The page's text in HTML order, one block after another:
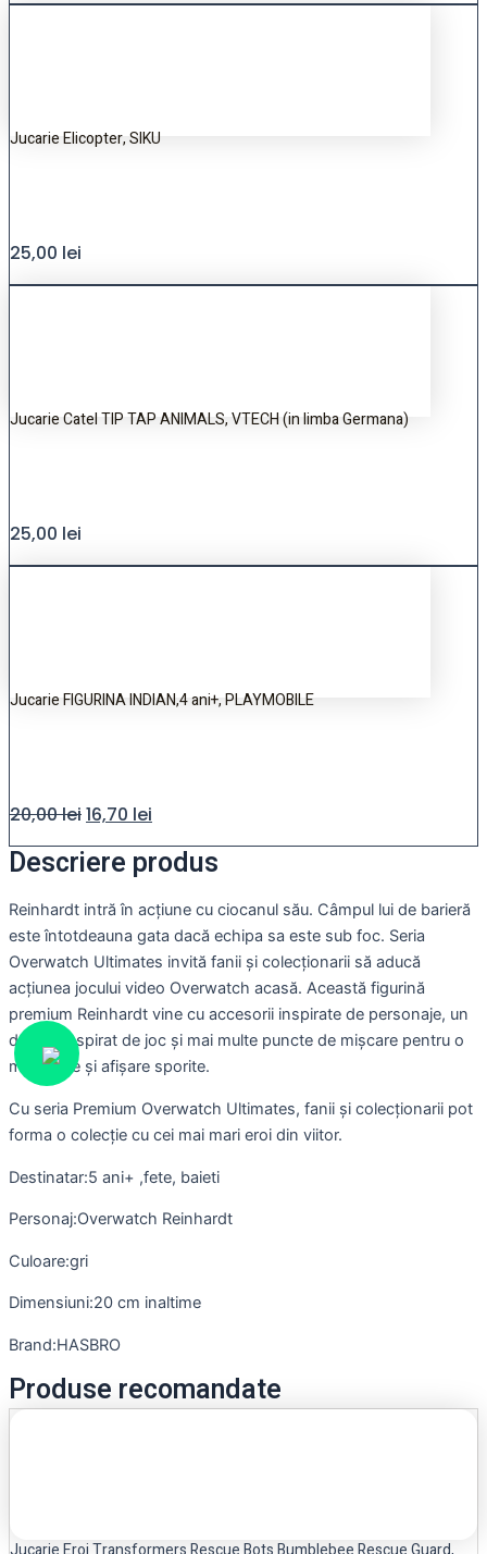
Jucarie Elicopter, SIKU
25,00 lei
Jucarie Catel TIP TAP ANIMALS, VTECH (in limba Germana)
25,00 lei
Jucarie FIGURINA INDIAN,4 ani+, PLAYMOBILE
20,00lei16,70 lei
Descriere produs
Reinhardt intră în acțiune cu ciocanul său. Câmpul lui de barieră
este întotdeauna gata dacă echipa sa este sub foc. Seria
Overwatch Ultimates invită fanii și colecționarii să aducă
acțiunea jocului video Overwatch acasă. Această figurină
premium Reinhardt vine cu accesorii inspirate de personaje, un
design inspirat de joc și mai multe puncte de mișcare pentru o
mobilitate și afișare sporite.
Cu seria Premium Overwatch Ultimates, fanii și colecționarii pot
forma o colecție cu cei mai mari eroi din viitor.
Destinatar:5 ani+ ,fete, baieti
Personaj:Overwatch Reinhardt
Culoare:gri
Dimensiuni:20 cm inaltime
Brand:HASBRO
Produse recomandate